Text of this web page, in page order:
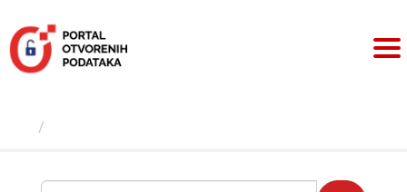
sadržaj